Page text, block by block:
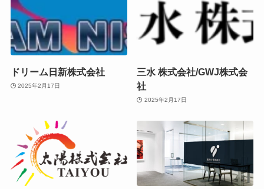
ドリーム日新株式会社
2025年2月17日
三水 株式会社/GWJ株式会
社
2025年2月17日